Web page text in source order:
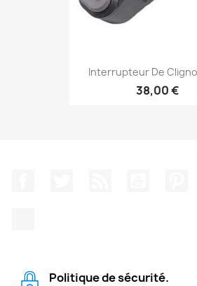
Interrupteur De
38,00 €
Politique de sécurité.